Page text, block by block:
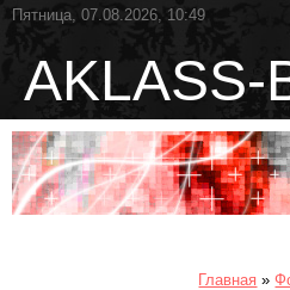
Пятница, 07.08.2026, 10:49
AKLASS-
Главная »